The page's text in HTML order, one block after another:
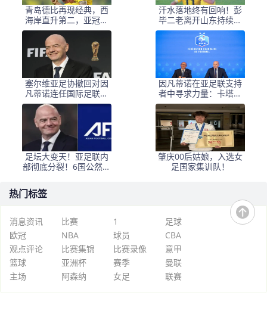
青岛德比再现经典，西
海岸直升第二，亚冠梦
想近在咫尺
汗水落地终有回响！彭
毕二老离开山东持续高
光，支持郑智以教练身
份征战亚冠
塞尔维亚足协撤回对因
凡蒂诺连任国际足联主
席的支持
因凡蒂诺在亚足联支持
者中寻求力量：卡塔尔
与阿联酋的立场引发关
注
足坛大变天！亚足联内
部彻底分裂！6国公然倒
肇庆00后姑娘，入选女
足国家集训队！
热门标签
消息资讯 比赛 1
足球
欧冠
NBA 球员
CBA
观点评论
比赛集锦 比赛录像
意甲
篮球
亚洲杯 赛季
曼联
主场
阿森纳 女足 联赛